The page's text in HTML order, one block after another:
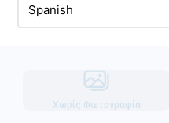
Spanish
Χωρίς Φωτογραφία